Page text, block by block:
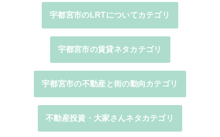
宇都宮市のLRTについてカテゴリ
宇都宮市の賃貸ネタカテゴリ
宇都宮市の不動産と街の動向カテゴリ
不動産投資・大家さんネタカテゴリ